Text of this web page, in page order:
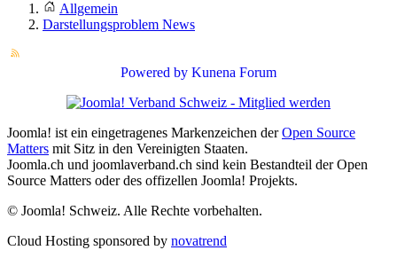
Allgemein
Darstellungsproblem News
Powered by Kunena Forum
Joomla! ist ein eingetragenes Markenzeichen derOpen Source
Matters mit Sitz in den Vereinigten Staaten.
Joomla.ch und joomlaverband.ch sind kein Bestandteil der Open
Source Matters oder des offizellen Joomla! Projekts.
© Joomla! Schweiz. Alle Rechte vorbehalten.
Cloud Hosting sponsored by novatrend